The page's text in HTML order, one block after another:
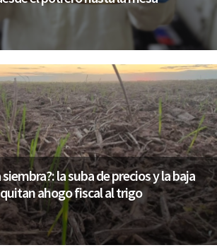
la suba de precios y la baja
ahogo fiscal al trigo